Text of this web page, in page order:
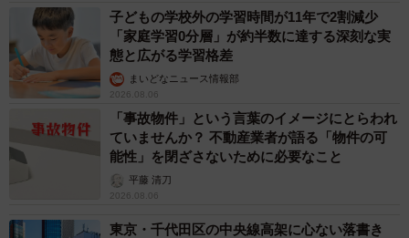
子どもの学校外の学習時間が11年で2割減少
「家庭学習0分層」が約半数に達する深刻な実
態と広がる学習格差
まいどなニュース情報部
2026.08.06
「事故物件」という言葉のイメージにとらわれ
ていませんか？ 不動産業者が語る「物件の可
能性」を閉ざさないために必要なこと
平藤 清刀
2026.08.06
東京・千代田区の中央線高架に心ない落書き